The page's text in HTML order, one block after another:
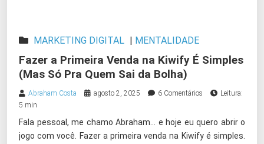
MARKETING DIGITAL | MENTALIDADE
Fazer a Primeira Venda na Kiwify É Simples
(Mas Só Pra Quem Sai da Bolha)
Abraham Costa agosto 2, 2025 6 Comentários
Leitura:
5 min
Fala pessoal, me chamo Abraham… e hoje eu quero abrir o
jogo com você. Fazer a primeira venda na Kiwify é simples.